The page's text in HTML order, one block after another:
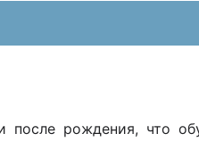
после рождения, что